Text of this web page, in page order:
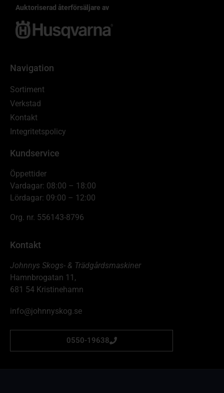
Auktoriserad återförsäljare av
Navigation
Sortiment
Verkstad
Kontakt
Integritetspolicy
Kundservice
Öppettider
Vardagar: 08:00 – 18:00
Lördagar: 09:00 – 12:00
Org. nr. 556143-8796
Kontakt
Johnnys Skogs- & Trädgårdsmaskiner
Hamnbrogatan 11,
681 54 Kristinehamn
info@johnnyskog.se
0550-19638